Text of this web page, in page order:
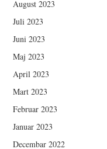
August 2023
Juli 2023
Juni 2023
Maj 2023
April 2023
Mart 2023
Februar 2023
Januar 2023
Decembar 2022